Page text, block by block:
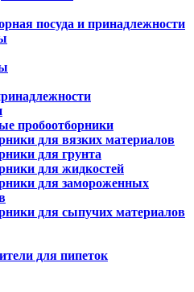
посуда и принадлежности
пробоотборники
для вязких материалов
для грунта
для жидкостей
для замороженных
для сыпучих материалов
для пипеток